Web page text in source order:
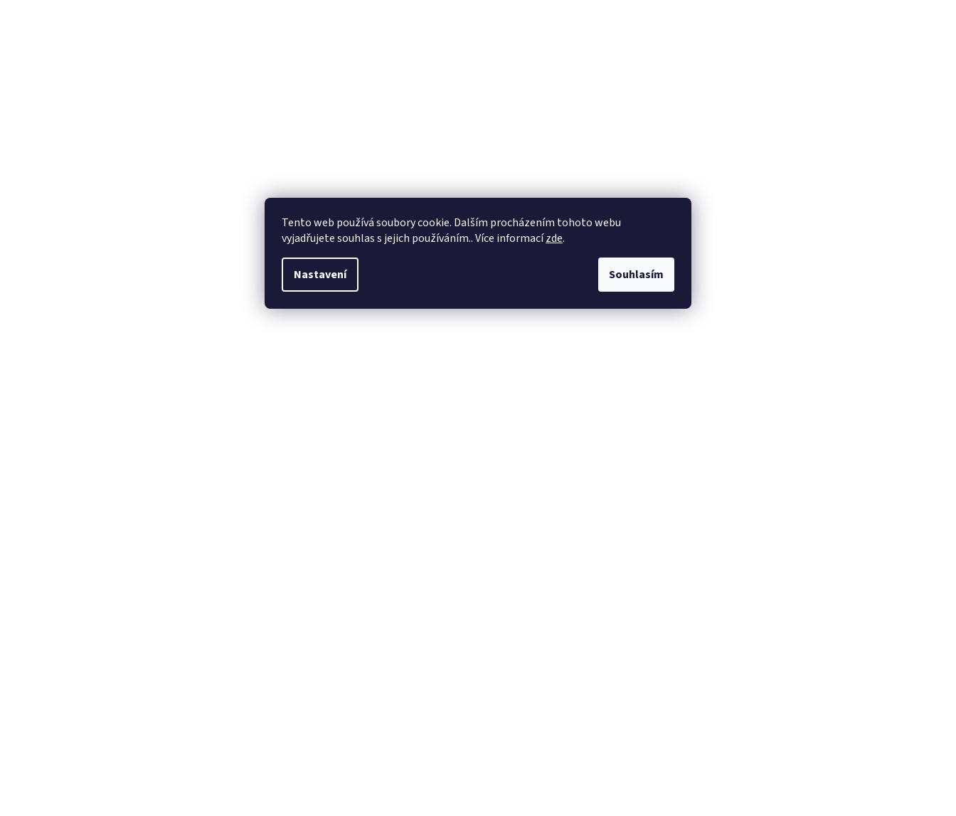
Tento web používá soubory cookie. Dalším procházením tohoto webu
vyjadřujete souhlas s jejich používáním.. Více informacízde.
Nastavení Souhlasím